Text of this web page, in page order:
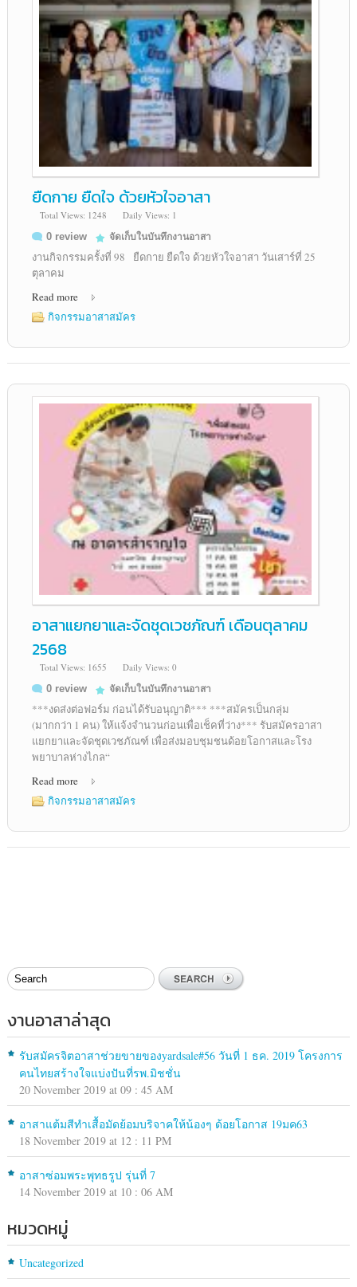
ยืดกาย ยืดใจ ด้วยหัวใจอาสา
Total Views: 1248
Daily Views: 1
0 review
จัดเก็บในบันทึกงานอาสา
งานกิจกรรมครั้งที่ 98 ยืดกาย ยืดใจ ด้วยหัวใจอาสา วันเสาร์ที่ 25
ตุลาคม
Read more
กิจกรรมอาสาสมัคร
อาสาแยกยาและจัดชุดเวชภัณฑ์ เดือนตุลาคม
2568
Total Views: 1655
Daily Views: 0
0 review
จัดเก็บในบันทึกงานอาสา
***งดส่งต่อฟอร์ม ก่อนได้รับอนุญาติ*** ***สมัครเป็นกลุ่ม
(มากกว่า 1 คน) ให้แจ้งจำนวนก่อนเพื่อเช็คที่ว่าง*** รับสมัครอาสา
แยกยาและจัดชุดเวชภัณฑ์ เพื่อส่งมอบชุมชนด้อยโอกาสและโรง
พยาบาลห่างไกล“
Read more
กิจกรรมอาสาสมัคร
งานอาสาล่าสุด
รับสมัครจิตอาสาช่วยขายของyardsale#56 วันที่ 1 ธค. 2019 โครงการ
คนไทยสร้างใจแบ่งปันที่รพ.มิชชั่น
20 November 2019 at 09 : 45 AM
อาสาแต้มสีทำเสื้อมัดย้อมบริจาคให้น้องๆ ด้อยโอกาส 19มค63
18 November 2019 at 12 : 11 PM
อาสาซ่อมพระพุทธรูป รุ่นที่ 7
14 November 2019 at 10 : 06 AM
หมวดหมู่
Uncategorized